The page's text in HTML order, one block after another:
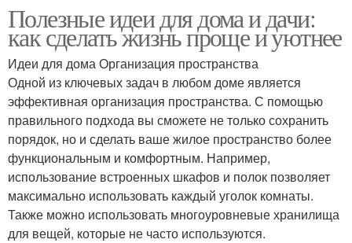
Полезные идеи для дома и дачи:
как сделать жизнь проще и уютнее
Идеи для дома Организация пространства
Одной из ключевых задач в любом доме является
эффективная организация пространства. С помощью
правильного подхода вы сможете не только сохранить
порядок, но и сделать ваше жилое пространство более
функциональным и комфортным. Например,
использование встроенных шкафов и полок позволяет
максимально использовать каждый уголок комнаты.
Также можно использовать многоуровневые хранилища
для вещей, которые не часто используются.